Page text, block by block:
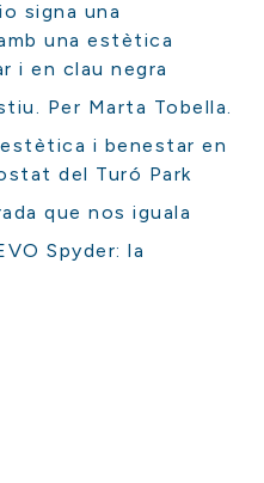
signa una
una estètica
i en clau negra
Per Marta Tobella.
i benestar en
del Turó Park
que nos iguala
Spyder: la